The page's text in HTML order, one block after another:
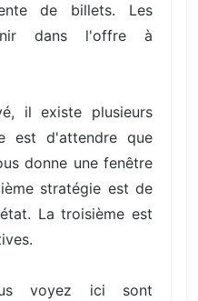
de billets. Les
dans l'offre à
il existe plusieurs
est d'attendre que
donne une fenêtre
stratégie est de
La troisième est
voyez ici sont